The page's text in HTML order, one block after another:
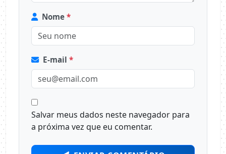
Nome *
E-mail *
Salvar meus dados neste navegador para
a próxima vez que eu comentar.